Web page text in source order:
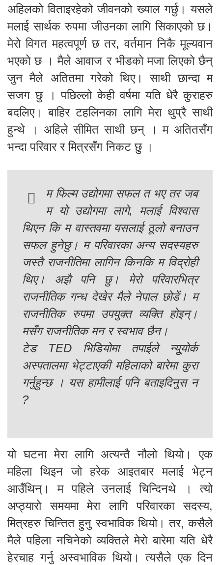
अहिलको विताइरहेको जीवनको ख्याल गर्छु। यसले
मलाई सार्थक रुपमा जीउनका लागि सिकाएको छ।
मेरो विगत महत्वपूर्ण छ तर, वर्तमान निकै मूल्यवान
भएको छ । मैले आवाज र भीडको मजा लिएको छैन्
जुन मैले अतितमा गरेको थिए। साथी छान्दा म
सजग छु । पछिल्लो केही वर्षमा यति धेरै कुराहरु
बदलिए। बाहिर टहलिनका लागि मेरा थुप्रै साथी
हुन्थे । अहिले सीमित साथी छन् । म अतितसँग
भन्दा परिवार र मित्रसँग निकट छु ।
म फिल्म उद्योगमा सफल त भए तर जब
म यो उद्योगमा लागे, मलाई विश्वास
थिएन कि म वास्तवमा यसलाई ठूलो बनाउन
सफल हुनेछु। म परिवारका अन्य सदस्यहरु
जस्तै राजनीतिमा लागिन किनकि म विद्रोही
थिए। अझै पनि छु। मेरो परिवारभित्र
राजनीतिक गन्ध देखेर मैले नेपाल छोडें। म
राजनीतिक रुपमा उपयुक्त व्यक्ति होइन्।
मसँग राजनीतिक मन र स्वभाव छैन।
टेड TED भिडियोमा तपाईले न्यूुयोर्क
अस्पतालमा भेट्टाएकी महिलाको बारेमा कुरा
गर्नुहुन्छ । यस हामीलाई पनि बताइदिनुस न
?
यो घटना मेरा लागि अत्यन्तै नौलो थियो। एक
महिला थिइन जो हरेक आइतबार मलाई भेट्न
आउँथिन्। म पहिले उनलाई चिन्दिनथे । त्यो
अप्ठ्यारो समयमा मेरा लागि परिवारका सदस्य,
मित्रहरु चिन्तित हुनु स्वभाविक थियो। तर, कसैले
मैले पहिला नचिनेको व्यक्तिले मेरो बारेमा यति धेरै
हेरचाह गर्नु अस्वभाविक थियो। त्यसैले एक दिन